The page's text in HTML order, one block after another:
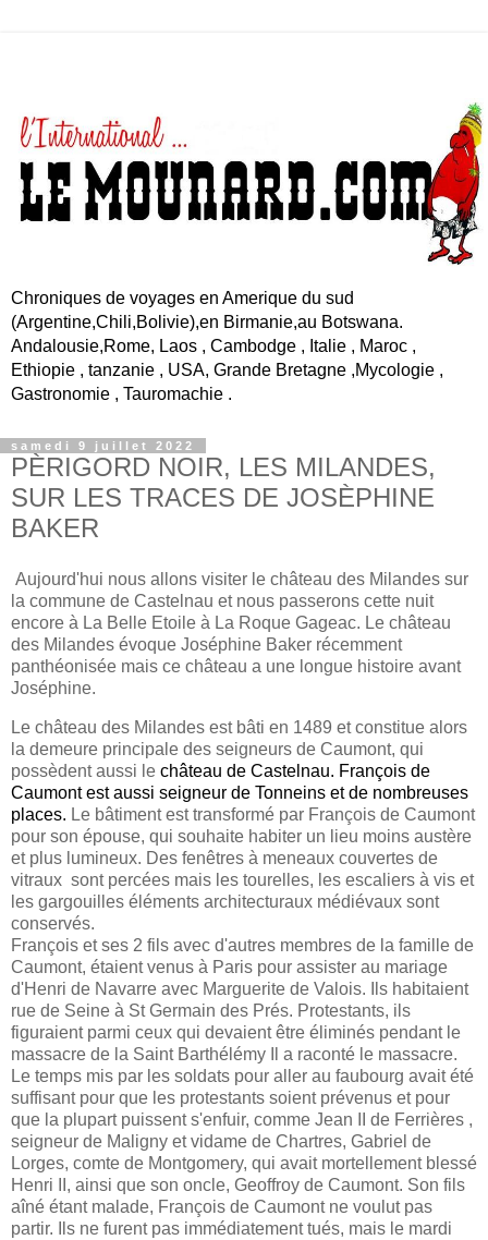
Chroniques de voyages en Amerique du sud
(Argentine,Chili,Bolivie),en Birmanie,au Botswana.
Andalousie,Rome, Laos , Cambodge , Italie , Maroc ,
Ethiopie , tanzanie , USA, Grande Bretagne ,Mycologie ,
Gastronomie , Tauromachie .
samedi 9 juillet 2022
PÈRIGORD NOIR, LES MILANDES,
SUR LES TRACES DE JOSÈPHINE
BAKER
Aujourd'hui nous allons visiter le château des Milandes sur
la commune de Castelnau et nous passerons cette nuit
encore à La Belle Etoile à La Roque Gageac. Le château
des Milandes évoque Joséphine Baker récemment
panthéonisée mais ce château a une longue histoire avant
Joséphine.
Le château des Milandes est bâti en 1489 et constitue alors
la demeure principale des seigneurs de Caumont, qui
possèdent aussi le château de Castelnau. François de
Caumont est aussi seigneur de Tonneins et de nombreuses
places. Le bâtiment est transformé par François de Caumont
pour son épouse, qui souhaite habiter un lieu moins austère
et plus lumineux. Des fenêtres à meneaux couvertes de
vitraux sont percées mais les tourelles, les escaliers à vis et
les gargouilles éléments architecturaux médiévaux sont
conservés.
François et ses 2 fils avec d'autres membres de la famille de
Caumont, étaient venus à Paris pour assister au mariage
d'Henri de Navarre avec Marguerite de Valois. Ils habitaient
rue de Seine à St Germain des Prés. Protestants, ils
figuraient parmi ceux qui devaient être éliminés pendant le
massacre de la Saint Barthélémy Il a raconté le massacre.
Le temps mis par les soldats pour aller au faubourg avait été
suffisant pour que les protestants soient prévenus et pour
que la plupart puissent s'enfuir, comme Jean II de Ferrières ,
seigneur de Maligny et vidame de Chartres, Gabriel de
Lorges, comte de Montgomery, qui avait mortellement blessé
Henri II, ainsi que son oncle, Geoffroy de Caumont. Son fils
aîné étant malade, François de Caumont ne voulut pas
partir. Ils ne furent pas immédiatement tués, mais le mardi